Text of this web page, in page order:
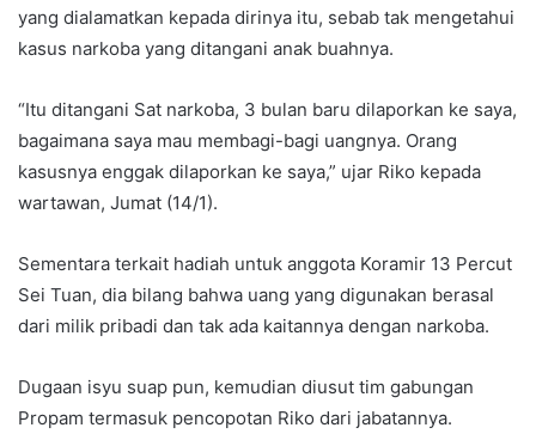
yang dialamatkan kepada dirinya itu, sebab tak mengetahui
kasus narkoba yang ditangani anak buahnya.
“Itu ditangani Sat narkoba, 3 bulan baru dilaporkan ke saya,
bagaimana saya mau membagi-bagi uangnya. Orang
kasusnya enggak dilaporkan ke saya,” ujar Riko kepada
wartawan, Jumat (14/1).
Sementara terkait hadiah untuk anggota Koramir 13 Percut
Sei Tuan, dia bilang bahwa uang yang digunakan berasal
dari milik pribadi dan tak ada kaitannya dengan narkoba.
Dugaan isyu suap pun, kemudian diusut tim gabungan
Propam termasuk pencopotan Riko dari jabatannya.